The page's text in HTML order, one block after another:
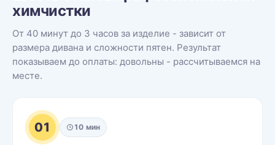
химчистки
От 40 минут до 3 часов за изделие - зависит от
размера дивана и сложности пятен. Результат
показываем до оплаты: довольны - рассчитываемся на
месте.
01 10 мин